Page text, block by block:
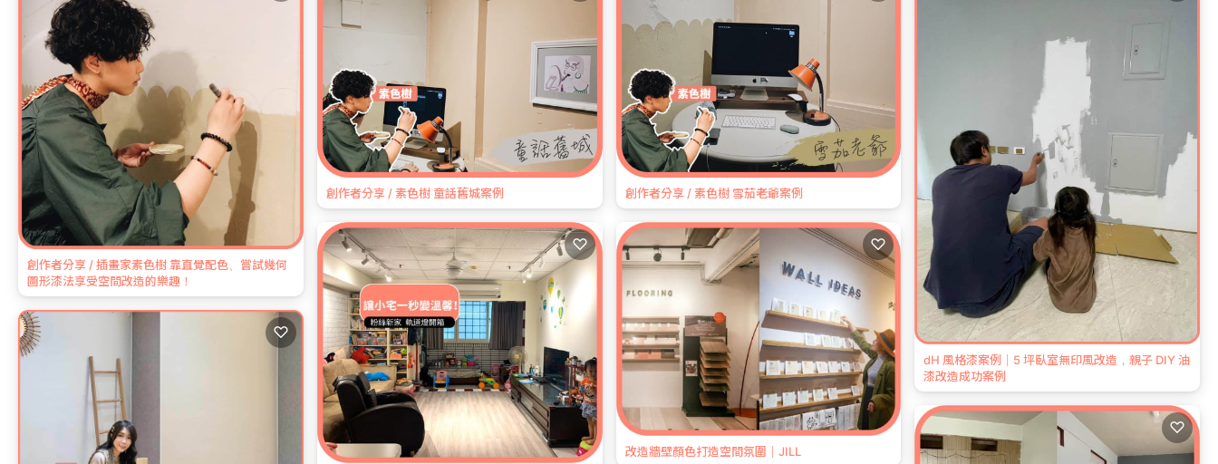
創作者分享 / 插畫家素色樹 靠直覺配色、嘗試幾何
圖形漆法享受空間改造的樂趣！
創作者分享 / 素色樹 童話舊城案例 創作者分享 / 素色樹 雪茄老爺案例
dH 風格漆案例｜5 坪臥室無印風改造，親子 DIY 油
漆改造成功案例
♡
♡
改造牆壁顏色打造空間氛圍｜JILL
♡
♡